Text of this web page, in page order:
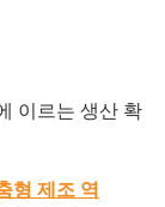
이르는 생산 확
형 제조 역